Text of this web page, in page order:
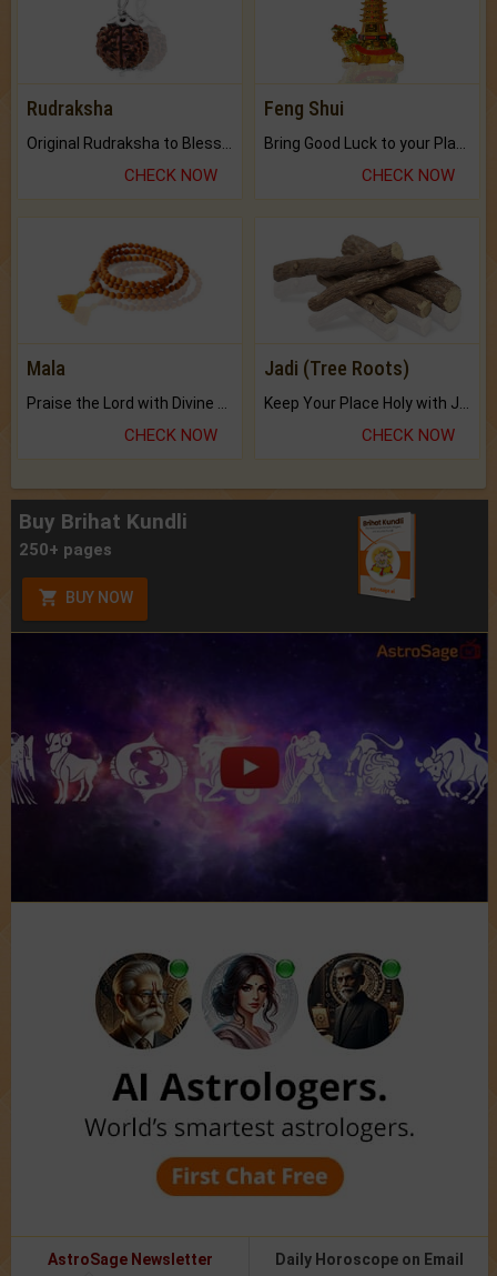
Rudraksha
CHECK NOW
Feng Shui
CHECK NOW
Mala
Praise the Lord with Divine Energies of Mala.
CHECK NOW
Jadi (Tree Roots)
Keep Your Place Holy with Jadi.
CHECK NOW
Buy Brihat Kundli
250+ pages
BUY NOW
AstroSage Newsletter Daily Horoscope on Email